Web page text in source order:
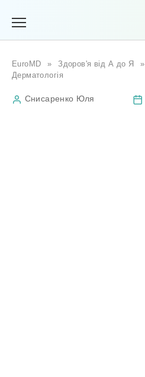
EuroMD » Здоров'я від А до Я »
Дерматологія
Снисаренко Юля